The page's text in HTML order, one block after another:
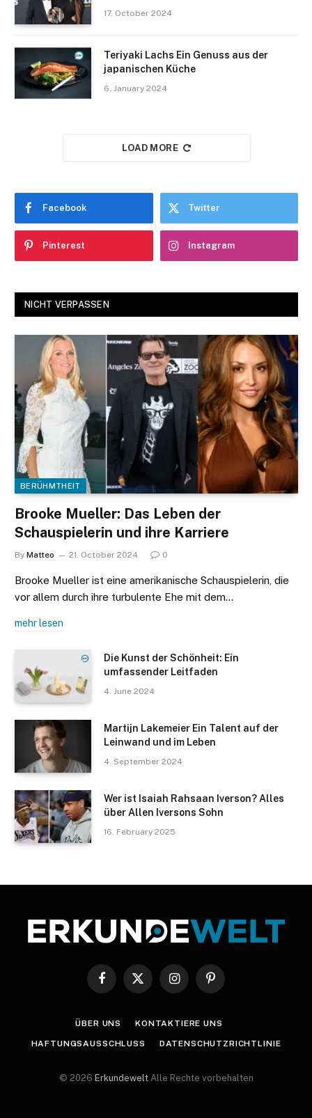
17. October 2024
Teriyaki Lachs Ein Genuss aus der
japanischen Küche
6. January 2024
LOAD MORE
Facebook Twitter
Pinterest Instagram
NICHT VERPASSEN
BERÜHMTHEIT
Brooke Mueller: Das Leben der
Schauspielerin und ihre Karriere
By Matteo 21. October 2024 0
Brooke Mueller ist eine amerikanische Schauspielerin, die
vor allem durch ihre turbulente Ehe mit dem…
mehr lesen
Die Kunst der Schönheit: Ein
umfassender Leitfaden
4. June 2024
Martijn Lakemeier Ein Talent auf der
Leinwand und im Leben
4. September 2024
Wer ist Isaiah Rahsaan Iverson? Alles
über Allen Iversons Sohn
16. February 2025
Facebook
X
InstagramPinterest
ÜBER UNS KONTAKTIERE UNS
HAFTUNGSAUSSCHLUSS DATENSCHUTZRICHTLINIE
© 2026 Erkundewelt Alle Rechte vorbehalten